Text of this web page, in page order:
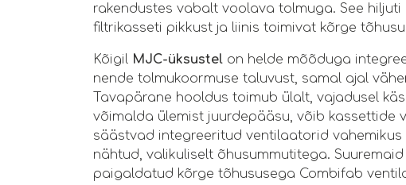
rakendustes vabalt voolava tolmuga. See
filtrikasseti pikkust ja liinis toimivat kõrge
Kõigil MJC-üksustel on helde mõõduga
nende tolmukoormuse taluvust, samal ajal
Tavapärane hooldus toimub ülalt, vajadusel
võimalda ülemist juurdepääsu, võib kassettide
säästvad integreeritud ventilaatorid vahemikus
nähtud, valikuliselt õhusummutitega.
paigaldatud kõrge tõhususega Combifab